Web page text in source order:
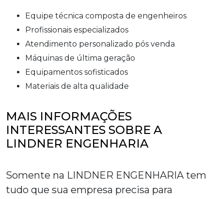
equipe técnica composta de engenheiros
profissionais especializados
atendimento personalizado pós venda
máquinas de última geração
equipamentos sofisticados
materiais de alta qualidade
MAIS INFORMAÇÕES
INTERESSANTES SOBRE A
LINDNER ENGENHARIA
Somente na LINDNER ENGENHARIA tem
tudo que sua empresa precisa para